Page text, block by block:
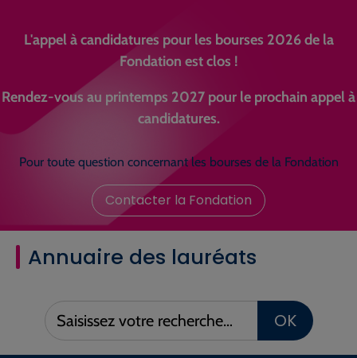
L'appel à candidatures pour les bourses 2026 de la
Fondation est clos !
Rendez-vous au printemps 2027 pour le prochain appel à
candidatures.
Pour toute question concernant les bourses de la Fondation
Contacter la Fondation
Annuaire des lauréats
Saisissez
votre
OK